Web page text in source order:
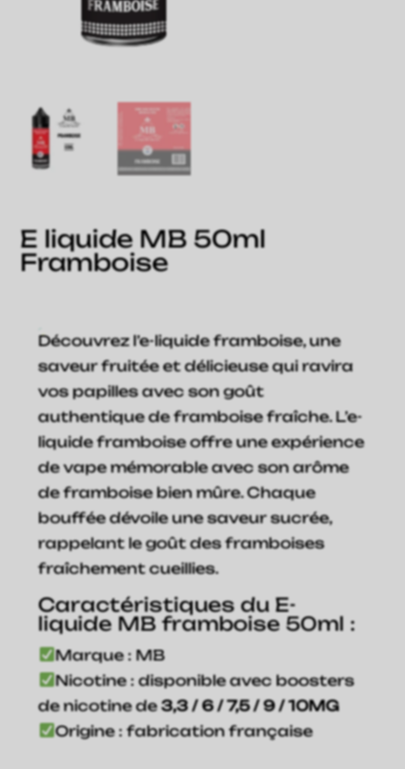
E liquide MB 50ml
Framboise
Découvrez l’e-liquide framboise, une
saveur fruitée et délicieuse qui ravira
vos papilles avec son goût
authentique de framboise fraîche. L’e-
liquide framboise offre une expérience
de vape mémorable avec son arôme
de framboise bien mûre. Chaque
bouffée dévoile une saveur sucrée,
rappelant le goût des framboises
fraîchement cueillies.
Caractéristiques du E-
liquide MB framboise 50ml :
Marque : MB
Nicotine : disponible avec boosters
de nicotine de3,3 / 6 / 7,5 / 9 / 10MG
Origine : fabrication française